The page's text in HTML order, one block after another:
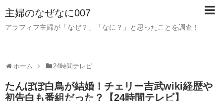
主婦のなぜなに007
アラフィフ主婦が「なぜ？」「なに？」と思ったことを調査！
ホーム 24時間テレビ
たんぽぽ白鳥が結婚！チェリー吉武wiki経歴や
初告白も番組だった？【24時間テレビ】